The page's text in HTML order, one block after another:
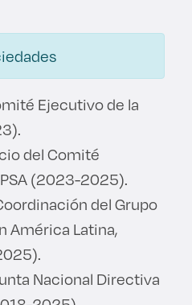
Ejecutivo de la
del Comité
(2023-2025).
del Grupo
América Latina,
Nacional Directiva